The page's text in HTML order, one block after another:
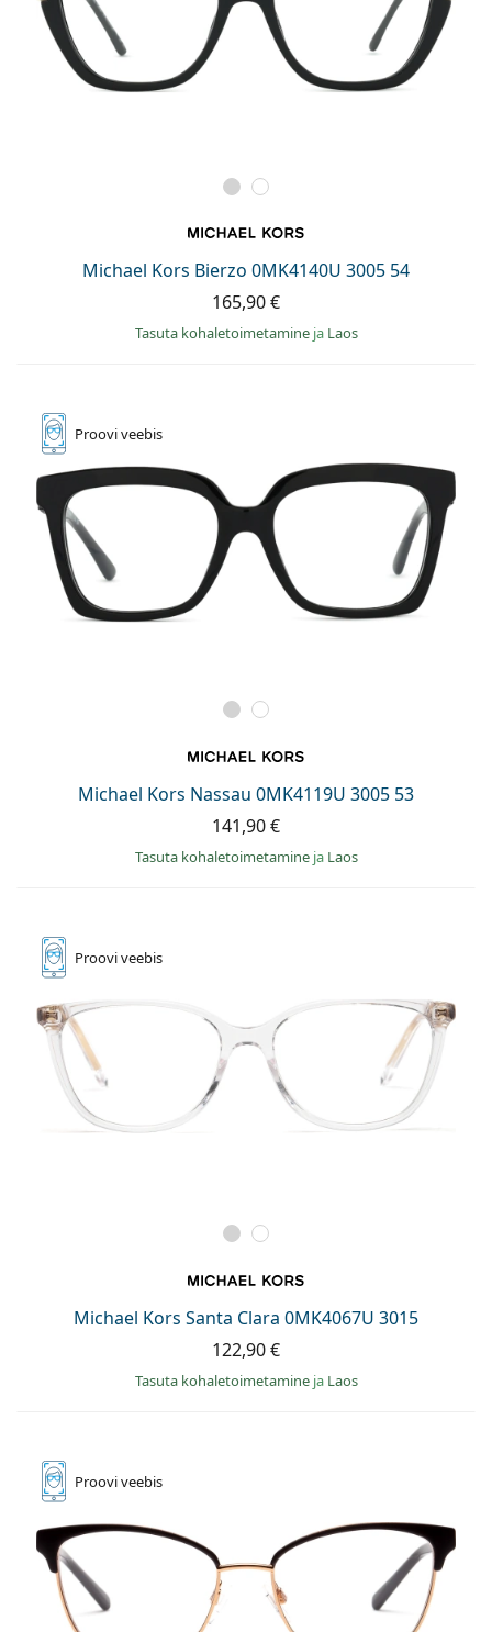
Michael Kors Bierzo 0MK4140U 3005 54
165,90 €
Tasuta kohaletoimetamine ja Laos
Prooviveebis
Michael Kors Nassau 0MK4119U 3005 53
141,90 €
Tasuta kohaletoimetamine ja Laos
Prooviveebis
Michael Kors Santa Clara 0MK4067U 3015
122,90 €
Tasuta kohaletoimetamine ja Laos
Prooviveebis